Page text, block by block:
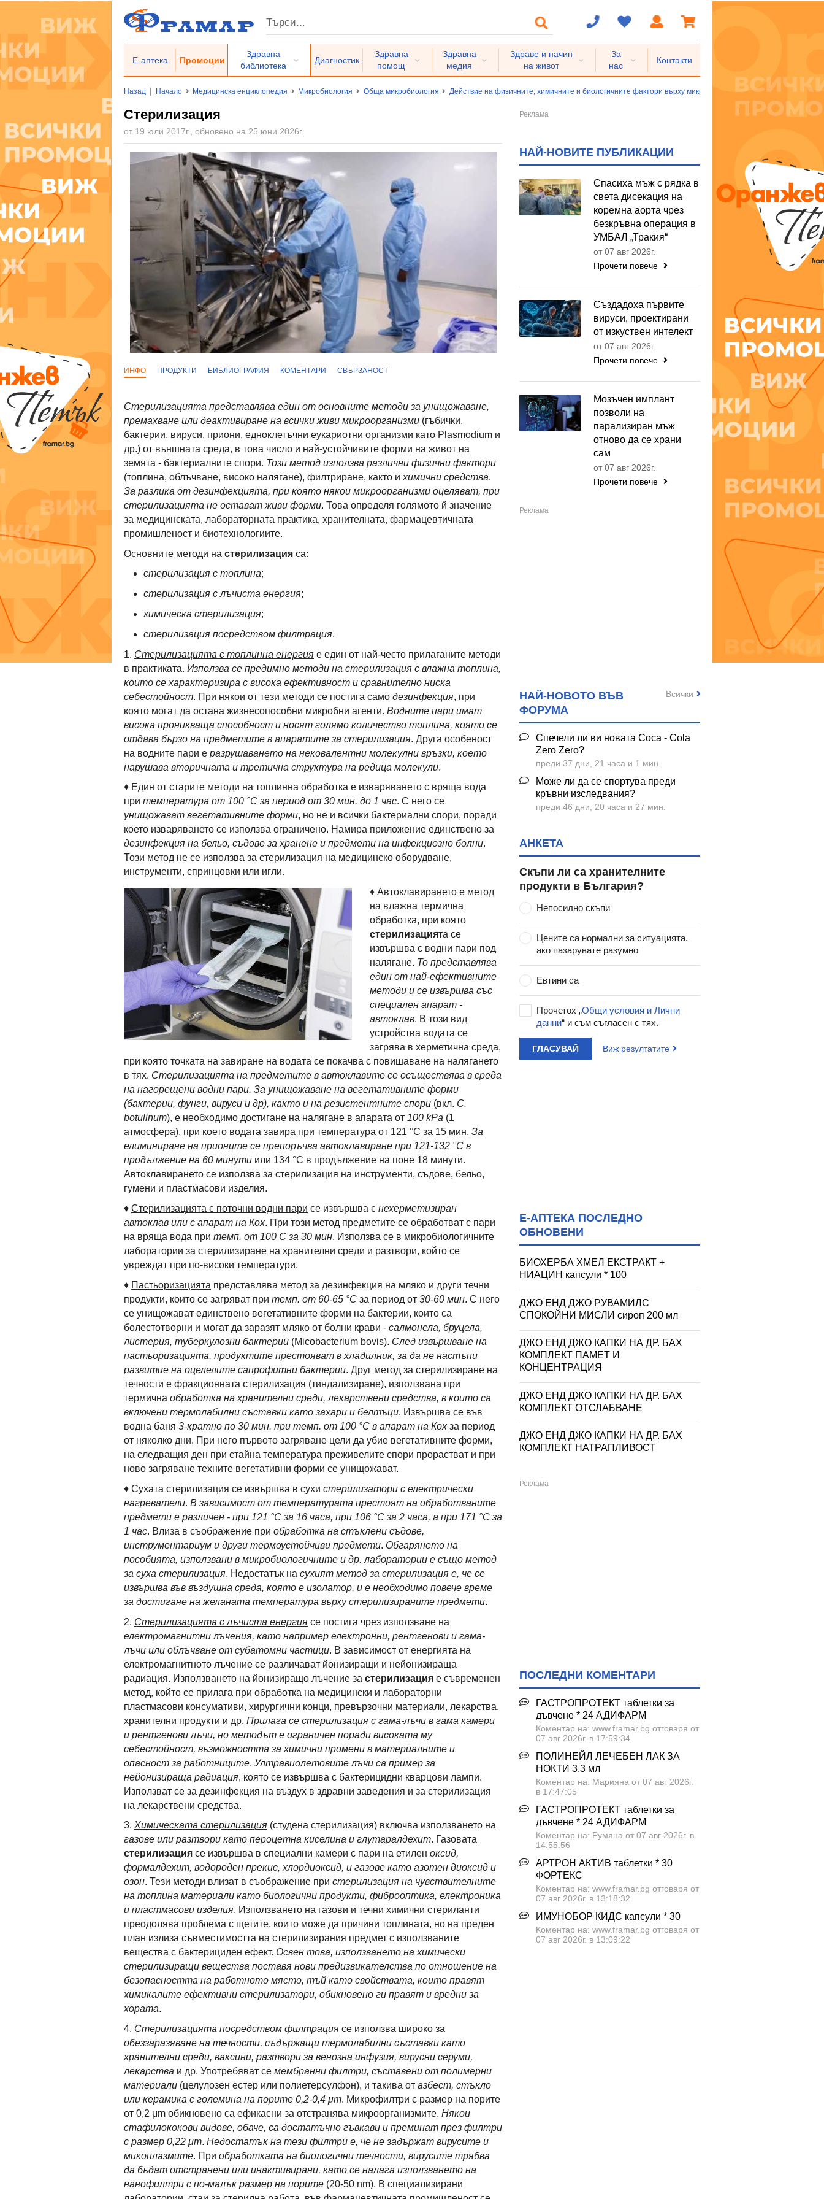
Е-аптека Промоции
Здравна
библиотека
Диагностик
Здравна
помощ
Здравна
медия
Здраве и начин
на живот
За
нас
Контакти
Назад | Начало Медицинска енциклопедия Микробиология Обща микробиология Действие на физичните, химичните и биологичните фактори върху микроорганизмите Стерилизация
Стерилизация
от 19 юли 2017г., обновено на 25 юни 2026г.
ИНФО ПРОДУКТИ БИБЛИОГРАФИЯ КОМЕНТАРИ СВЪРЗАНОСТ
Стерилизацията представлява един от основните методи за унищожаване,
премахване или деактивиране на всички живи микроорганизми (гъбички,
бактерии, вируси, приони, едноклетъчни еукариотни организми като Plasmodium и
др.) от външната среда, в това число и най-устойчивите форми на живот на
земята - бактериалните спори. Този метод използва различни физични фактори
(топлина, облъчване, високо налягане), филтриране, както и химични средства.
За разлика от дезинфекцията, при която някои микроорганизми оцеляват, при
стерилизацията не остават живи форми. Това определя голямото й значение
за медицинската, лабораторната практика, хранителната, фармацевтичната
промишленост и биотехнологиите.
Основните методи на стерилизация са:
стерилизация с топлина;
стерилизация с лъчиста енергия;
химическа стерилизация;
стерилизация посредством филтрация.
1. Стерилизацията с топлинна енергия е един от най-често прилаганите методи
в практиката. Използва се предимно методи на стерилизация с влажна топлина,
които се характеризира с висока ефективност и сравнително ниска
себестойност. При някои от тези методи се постига само дезинфекция, при
която могат да остана жизнесопособни микробни агенти. Водните пари имат
висока проникваща способност и носят голямо количество топлина, която се
отдава бързо на предметите в апаратите за стерилизация. Друга особеност
на водните пари е разрушаването на нековалентни молекулни връзки, което
нарушава вторичната и третична структура на редица молекули.
♦ Един от старите методи на топлинна обработка е изваряването с вряща вода
при температура от 100 °C за период от 30 мин. до 1 час. С него се
унищожават вегетативните форми, но не и всички бактериални спори, поради
което изваряването се използва ограничено. Намира приложение единствено за
дезинфекция на бельо, съдове за хранене и предмети на инфекциозно болни.
Този метод не се използва за стерилизация на медицинско оборудване,
инструменти, спринцовки или игли.
♦ Автоклавиранетое метод
на влажна термична
обработка, при която
стерилизацията се
извършва с водни пари под
налягане. То представлява
един от най-ефективните
методи и се извършва със
специален апарат -
автоклав. В този вид
устройства водата се
загрява в херметична среда,
при която точката на завиране на водата се покачва с повишаване на налягането
в тях. Стерилизацията на предметите в автоклавите се осъществява в среда
на нагорещени водни пари. За унищожаване на вегетативните форми
(бактерии, фунги, вируси и др), както и на резистентните спори (вкл. C.
botulinum), е необходимо достигане на налягане в апарата от 100 kPa (1
атмосфера), при което водата завира при температура от 121 °C за 15 мин. За
елиминиране на прионите се препоръчва автоклавиране при 121-132 °C в
продължение на 60 минути или 134 °C в продължение на поне 18 минути.
Автоклавирането се използва за стерилизация на инструменти, съдове, бельо,
гумени и пластмасови изделия.
♦ Стерилизацията с поточни водни пари се извършва с нехерметизиран
автоклав или с апарат на Кох. При този метод предметите се обработват с пари
на вряща вода при темп. от 100 C за 30 мин. Използва се в микробиологичните
лаборатории за стерилизиране на хранителни среди и разтвори, който се
увреждат при по-високи температури.
♦ Пастьоризацията представлява метод за дезинфекция на мляко и други течни
продукти, които се загряват при темп. от 60-65 °C за период от 30-60 мин. С него
се унищожават единствено вегетативните форми на бактерии, които са
болестотворни и могат да заразят мляко от болни крави - салмонела, бруцела,
листерия, туберкулозни бактерии (Micobacterium bovis). След извършване на
пастьоризацията, продуктите престояват в хладилник, за да не настъпи
развитие на оцелелите сапрофитни бактерии. Друг метод за стерилизиране на
течности е фракционната стерилизация (тиндализиране), използвана при
термична обработка на хранителни среди, лекарствени средства, в които са
включени термолабилни съставки като захари и белтъци. Извършва се във
водна баня 3-кратно по 30 мин. при темп. от 100 °C в апарат на Кохза период
от няколко дни. При него първото загряване цели да убие вегетативните форми,
на следващия ден при стайна температура преживелите спори прорастват и при
ново загряване техните вегетативни форми се унищожават.
♦ Сухата стерилизация се извършва в сухи стерилизатори с електрически
нагреватели. В зависимост от температурата престоят на обработваните
предмети е различен - при 121 °C за 16 часа, при 106 °C за 2 часа, а при 171 °C за
1 час. Влиза в съображение при обработка на стъклени съдове,
инструментариум и други термоустойчиви предмети. Обгарянето на
пособията, използвани в микробиологичните и др. лаборатории е също метод
за суха стерилизация. Недостатък на сухият метод за стерилизация е, че се
извършва във въздушна среда, която е изолатор, и е необходимо повече време
за достигане на желаната температура върху стерилизираните предмети.
2. Стерилизацията с лъчиста енергия се постига чрез използване на
електромагнитни лъчения, като например електронни, рентгенови и гама-
лъчи или облъчване от субатомни частици. В зависимост от енергията на
електромагнитното лъчение се различават йонизиращи и нейонизираща
радиация. Използването на йонизиращо лъчение за стерилизация е съвременен
метод, който се прилага при обработка на медицински и лабораторни
пластмасови консумативи, хирургични конци, превързочни материали, лекарства,
хранителни продукти и др. Прилага се стерилизация с гама-лъчи в гама камери
и рентгенови лъчи, но методът е ограничен поради високата му
себестойност, възможността за химични промени в материалните и
опасност за работниците. Ултравиолетовите лъчи са пример за
нейонизираща радиация, която се извършва с бактерицидни кварцови лампи.
Използват се за дезинфекция на въздух в здравни заведения и за стерилизация
на лекарствени средства.
3. Химическата стерилизация (студена стерилизация) включва използването на
газове или разтвори като пероцетна киселина и глутаралдехит. Газовата
стерилизация се извършва в специални камери с пари на етилен оксид,
формалдехит, водороден прекис, хлордиоксид, и газове като азотен диоксид и
озон. Тези методи влизат в съображение при стерилизация на чувствителните
на топлина материали като биологични продукти, фиброоптика, електроника
и пластмасови изделия. Използването на газови и течни химични стериланти
преодолява проблема с щетите, които може да причини топлината, но на преден
план излиза съвместимостта на стерилизирания предмет с използваните
вещества с бактерициден ефект. Освен това, използването на химически
стерилизиращи вещества поставя нови предизвикателства по отношение на
безопасността на работното място, тъй като свойствата, които правят
химикалите ефективни стерилизатори, обикновено ги правят и вредни за
хората.
4. Стерилизацията посредством филтрация се използва широко за
обеззаразяване на течности, съдържащи термолабилни съставки като
хранителни среди, ваксини, разтвори за венозна инфузия, вирусни серуми,
лекарства и др. Употребяват се мембранни филтри, съставени от полимерни
материали (целулозен естер или полиетерсулфон), и такива от азбест, стъкло
или керамика с големина на порите 0,2-0,4 μm. Микрофилтри с размер на порите
от 0,2 μm обикновено са ефикасни за отстранява микроорганизмите. Някои
стафилококови видове, обаче, са достатъчно гъвкави и преминат през филтри
с размер 0,22 μm. Недостатък на тези филтри е, че не задържат вирусите и
микоплазмите. При обработката на биологични течности, вирусите трябва
да бъдат отстранени или инактивирани, като се налага използването на
нанофилтри с по-малък размер на порите (20-50 nm). В специализирани
НАЙ-НОВИТЕ ПУБЛИКАЦИИ
Спасиха мъж с рядка в
света дисекация на
коремна аорта чрез
безкръвна операция в
УМБАЛ „Тракия“
от 07 авг 2026г.
Прочети повече
Създадоха първите
вируси, проектирани
от изкуствен интелект
от 07 авг 2026г.
Прочети повече
Мозъчен имплант
позволи на
парализиран мъж
отново да се храни
сам
от 07 авг 2026г.
Прочети повече
НАЙ-НОВОТО ВЪВ
ФОРУМА
Спечели ли ви новата Coca - Cola
Zero Zero?
преди 37 дни, 21 часа и 1 мин.
Може ли да се спортува преди
кръвни изследвания?
преди 46 дни, 20 часа и 27 мин.
Всички
АНКЕТА
Скъпи ли са хранителните
продукти в България?
Непосилно скъпи
Цените са нормални за ситуацията,
ако пазарувате разумно
Евтини са
Прочетох „Общи условия и Лични
данни“ и съм съгласен с тях.
ГЛАСУВАЙ Виж резултатите
Е-АПТЕКА ПОСЛЕДНО
ОБНОВЕНИ
БИОХЕРБА ХМЕЛ ЕКСТРАКТ +
НИАЦИН капсули * 100
ДЖО ЕНД ДЖО РУВАМИЛС
СПОКОЙНИ МИСЛИ сироп 200 мл
ДЖО ЕНД ДЖО КАПКИ НА ДР. БАХ
КОМПЛЕКТ ПАМЕТ И
КОНЦЕНТРАЦИЯ
ДЖО ЕНД ДЖО КАПКИ НА ДР. БАХ
КОМПЛЕКТ ОТСЛАБВАНЕ
ДЖО ЕНД ДЖО КАПКИ НА ДР. БАХ
КОМПЛЕКТ НАТРАПЛИВОСТ
ПОСЛЕДНИ КОМЕНТАРИ
ГАСТРОПРОТЕКТ таблетки за
дъвчене * 24 АДИФАРМ
Коментар на: www.framar.bg отговаря от
07 авг 2026г. в 17:59:34
ПОЛИНЕЙЛ ЛЕЧЕБЕН ЛАК ЗА
НОКТИ 3.3 мл
Коментар на: Марияна от 07 авг 2026г.
в 17:47:05
ГАСТРОПРОТЕКТ таблетки за
дъвчене * 24 АДИФАРМ
Коментар на: Румяна от 07 авг 2026г. в
14:55:56
АРТРОН АКТИВ таблетки * 30
ФОРТЕКС
Коментар на: www.framar.bg отговаря от
07 авг 2026г. в 13:18:32
ИМУНОБОР КИДС капсули * 30
Коментар на: www.framar.bg отговаря от
07 авг 2026г. в 13:09:22